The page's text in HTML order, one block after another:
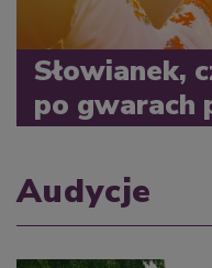
Słowianek,
po gwarach
Audycje